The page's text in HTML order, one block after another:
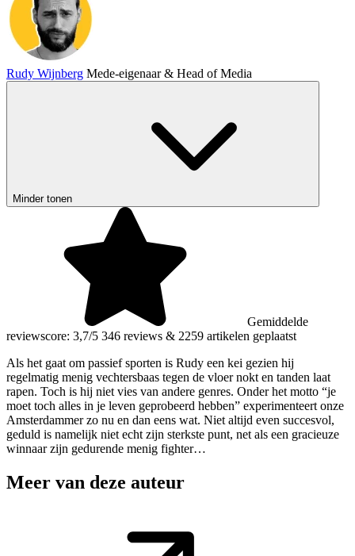
Rudy Wijnberg Mede-eigenaar & Head of Media
Minder tonen
Gemiddelde
reviewscore: 3,7/5 346 reviews & 2259 artikelen geplaatst
Als het gaat om passief sporten is Rudy een kei gezien hij
regelmatig menig vechtersbaas tegen de vloer nokt en tanden laat
rapen. Toch is hij niet vies van andere genres. Onder het motto “je
moet toch alles in je leven geprobeerd hebben” experimenteert onze
Amsterdammer zo nu en dan eens wat. Niet altijd even succesvol,
geduld is namelijk niet echt zijn sterkste punt, net als een gracieuze
winnaar zijn gedurende menig fighter…
Meer van deze auteur